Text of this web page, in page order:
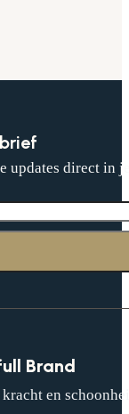
updates direct in
Brand
en